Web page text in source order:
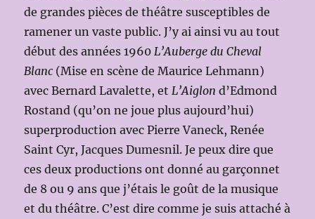
de grandes pièces de théâtre susceptibles de
ramener un vaste public. J’y ai ainsi vu au tout
début des années 1960 L’Auberge du Cheval
Blanc (Mise en scène de Maurice Lehmann)
avec Bernard Lavalette, et L’Aiglon d’Edmond
Rostand (qu’on ne joue plus aujourd’hui)
superproduction avec Pierre Vaneck, Renée
Saint Cyr, Jacques Dumesnil. Je peux dire que
ces deux productions ont donné au garçonnet
de 8 ou 9 ans que j’étais le goût de la musique
et du théâtre. C’est dire comme je suis attaché à